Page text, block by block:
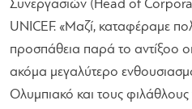
Συνεργασιών (Head of
UNICEF. «Μαζί, καταφέραμε
προσπάθεια παρά το αντίξοο
ακόμα μεγαλύτερο
Ολυμπιακό και τους φιλάθλους